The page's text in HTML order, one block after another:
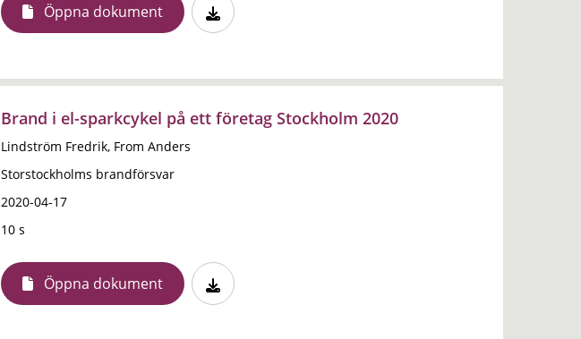
Öppna dokument
Brand i el-sparkcykel på ett företag Stockholm 2020
Lindström Fredrik, From Anders
Storstockholms brandförsvar
2020-04-17
10 s
Öppna dokument